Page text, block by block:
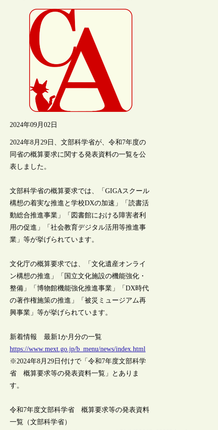
2024年09月02日
2024年8月29日、文部科学省が、令和7年度の
同省の概算要求に関する発表資料の一覧を公
表しました。
文部科学省の概算要求では、「GIGAスクール
構想の着実な推進と学校DXの加速」「読書活
動総合推進事業」「図書館における障害者利
用の促進」「社会教育デジタル活用等推進事
業」等が挙げられています。
文化庁の概算要求では、「文化遺産オンライ
ン構想の推進」「国立文化施設の機能強化・
整備」「博物館機能強化推進事業」「DX時代
の著作権施策の推進」「被災ミュージアム再
興事業」等が挙げられています。
新着情報 最新1か月分の一覧
https://www.mext.go.jp/b_menu/news/index.html
※2024年8月29日付けで「令和7年度文部科学
省 概算要求等の発表資料一覧」とありま
す。
令和7年度文部科学省 概算要求等の発表資料
一覧（文部科学省）